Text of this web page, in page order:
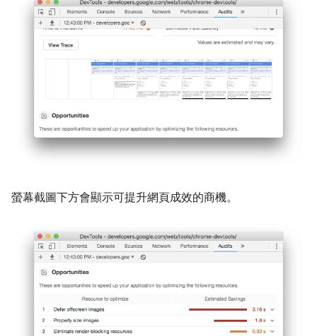
螢幕截圖下方會顯示可提升網頁成效的商機。